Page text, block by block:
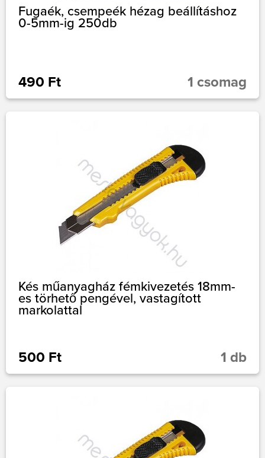
Fugaék, csempeék hézag beállításhoz
0-5mm-ig 250db
490 Ft 1 csomag
Kés műanyagház fémkivezetés 18mm-
es törhető pengével, vastagított
markolattal
500 Ft 1 db